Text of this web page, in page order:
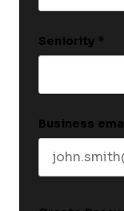
Seniority *
Business